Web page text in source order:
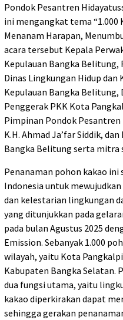
Pondok Pesantren
ini mengangkat tema “1.000
Menanam Harapan,
acara tersebut Kepala
Kepulauan Bangka Belitung,
Dinas Lingkungan Hidup
Kepulauan Bangka Belitung,
Penggerak PKK Kota
Pimpinan Pondok
K.H. Ahmad Ja’far Siddik,
Bangka Belitung serta mitra
Penanaman pohon kakao
Indonesia untuk
dan kelestarian lingkungan
yang ditunjukkan pada
pada bulan Agustus 2025
Emission. Sebanyak 1.000
wilayah, yaitu Kota
Kabupaten Bangka Selatan.
dua fungsi utama, yaitu
kakao diperkirakan dapat
sehingga gerakan